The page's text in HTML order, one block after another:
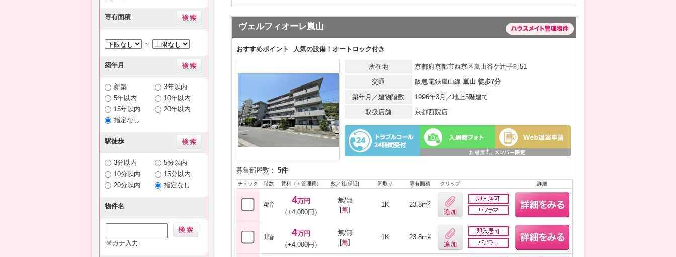
専有面積
～
築年月
新築
3年以内
5年以内
10年以内
15年以内
20年以内
指定なし
駅徒歩
3分以内
5分以内
10分以内
15分以内
20分以内
指定なし
物件名
※カナ入力
ヴェルフィオーレ嵐山
おすすめポイント 人気の設備！オートロック付き
所在地
京都府京都市西京区嵐山谷ケ辻子町51
交通
阪急電鉄嵐山線 嵐山 徒歩7分
築年月／建物階数
1996年3月／地上5階建て
取扱店舗
京都西院店
募集部屋数： 5件
チェック 階数 賃料（＋管理費） 敷／礼[保証] 間取り 専有面積 クリップ 詳細
4階 4万円
（+4,000円）
無/無
[無]
1K 23.8m2
1階 4万円
（+4,000円）
無/無
[無]
1K 23.8m2